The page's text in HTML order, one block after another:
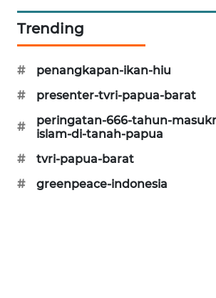
Trending
#
penangkapan-ikan-hiu
#
presenter-tvri-papua-barat
#
peringatan-666-tahun-
islam-di-tanah-papua
#
tvri-papua-barat
#
greenpeace-indonesia
FISUELRI
ID
ENERGI
NEWS
CILEUNGSI
NEWS
NEWS